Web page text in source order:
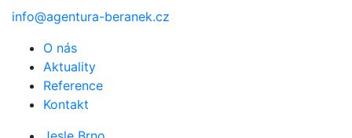
info@agentura-beranek.cz
O nás
Aktuality
Reference
Kontakt